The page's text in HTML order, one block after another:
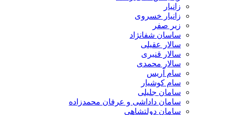
زانیار
زانیار خسروی
زیر صفر
ساسان شفانژاد
سالار عقیلی
سالار قنبری
سالار محمدی
سام آریس
سام کوشیار
سامان جلیلی
سامان داداشی و عرفان محمدزاده
سامان دولتشاهی